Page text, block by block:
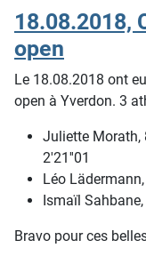
18.08.2018,
open
Le 18.08.2018 ont
open à Yverdon. 3
Juliette Morath,
2'21''01
Léo
Ismaïl
Bravo pour ces